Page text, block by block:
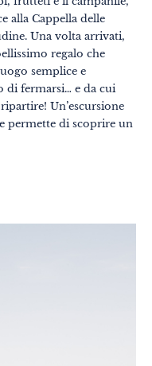
alla Cappella delle
Una volta arrivati,
regalo che
semplice e
di fermarsi… e da cui
Un’escursione
permette di scoprire un